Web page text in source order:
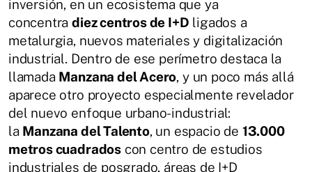
inversión, en un ecosistema que ya
concentradiez centros de I+D ligados a
metalurgia, nuevos materiales y digitalización
industrial. Dentro de ese perímetro destaca la
llamada Manzana del Acero, y un poco más allá
aparece otro proyecto especialmente revelador
del nuevo enfoque urbano-industrial:
la Manzana del Talento, un espacio de 13.000
metros cuadradoscon centro de estudios
industriales de posgrado, áreas de I+D